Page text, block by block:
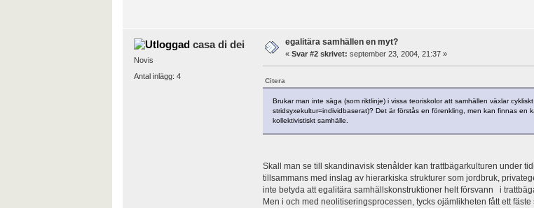
casa di dei
Novis
Antal inlägg: 4
egalitära samhällen en myt?
« Svar #2 skrivet: september 23, 2004, 21:37 »
Citera
Brukar man inte säga (som riktlinje) i vissa teoriskolor att samhällen växlar
stridsyxekultur=individbaserat)? Det är förstås en förenkling, men kan finnas
kollektivistiskt samhälle.
Skall man se till skandinavisk stenålder kan trattbägarkulturen under
tillsammans med inslag av hierarkiska strukturer som jordbruk,
inte betyda att egalitära samhällskonstruktioner helt försvann i
Men i och med neolitiseringsprocessen, tycks ojämlikheten fått ett